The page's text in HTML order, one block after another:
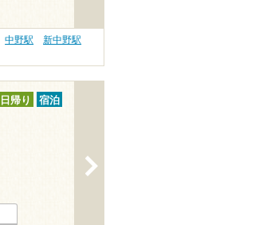
中野駅
新中野駅
日帰り 宿泊